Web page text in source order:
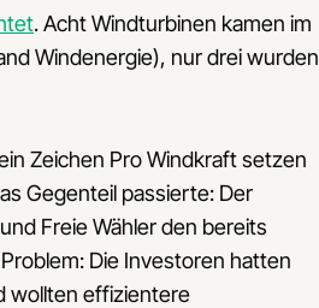
. Acht Windturbinen kamen im
Windenergie), nur drei wurden
Zeichen Pro Windkraft setzen
Gegenteil passierte: Der
Freie Wähler den bereits
Die Investoren hatten
wollten effizientere